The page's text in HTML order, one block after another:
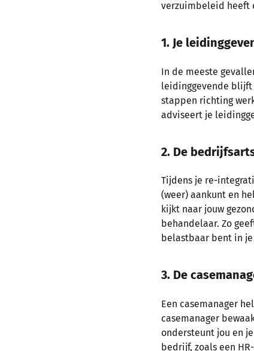
verzuimbeleid heeft
1. Je
In de meeste
leidinggevende blijft
stappen richting
adviseert je
2. De
Tijdens je re-
(weer) aankunt en
kijkt naar jouw
behandelaar. Zo
belastbaar bent in
3. De
Een casemanager
casemanager
ondersteunt jou en
bedrijf, zoals een